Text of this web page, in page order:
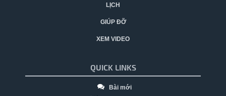
LỊCH
GIÚP ĐỠ
XEM VIDEO
QUICK LINKS
Bài mới